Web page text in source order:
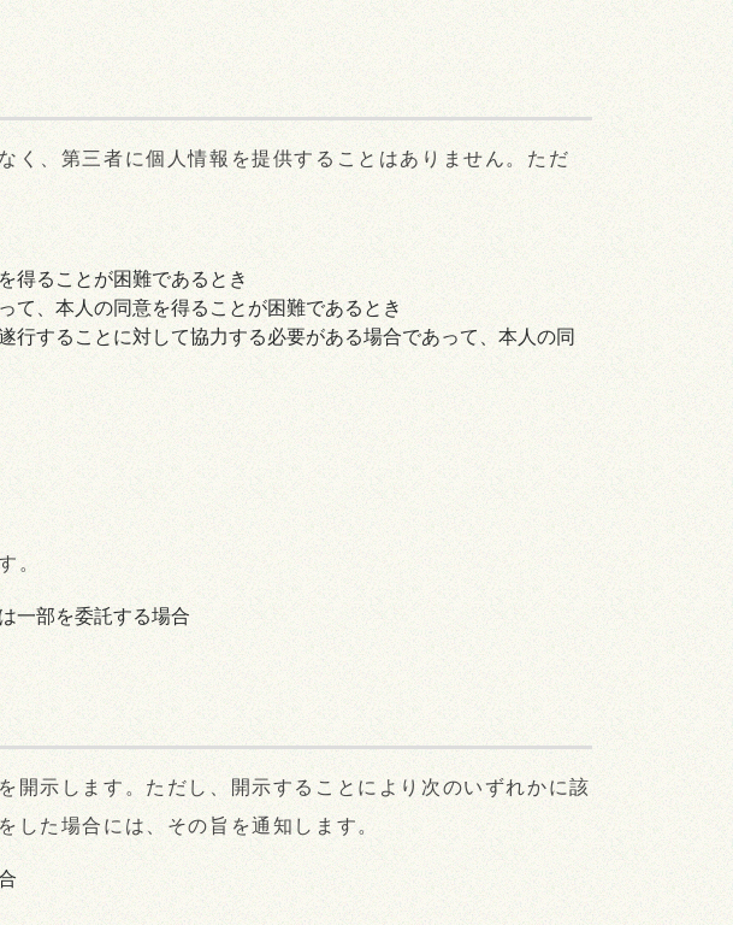
く、第三者に個人情報を提供することはありません。ただ
得ることが困難であるとき
て、本人の同意を得ることが困難であるとき
することに対して協力する必要がある場合であって、本人の同
。
一部を委託する場合
開示します。ただし、開示することにより次のいずれかに該
した場合には、その旨を通知します。